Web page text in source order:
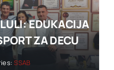
EDUKACIJA
ZA DECU
SSAB